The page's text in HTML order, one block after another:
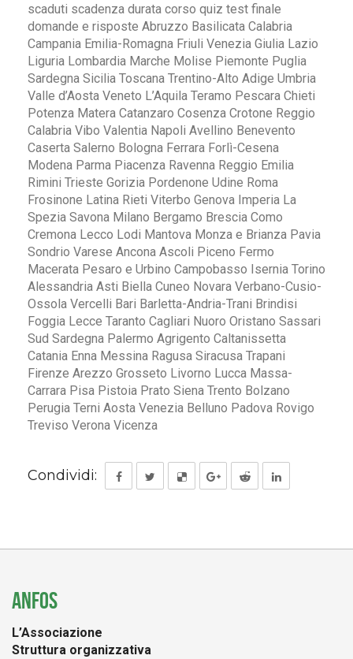
scaduti scadenza durata corso quiz test finale
domande e risposte Abruzzo Basilicata Calabria
Campania Emilia-Romagna Friuli Venezia Giulia Lazio
Liguria Lombardia Marche Molise Piemonte Puglia
Sardegna Sicilia Toscana Trentino-Alto Adige Umbria
Valle d’Aosta Veneto L’Aquila Teramo Pescara Chieti
Potenza Matera Catanzaro Cosenza Crotone Reggio
Calabria Vibo Valentia Napoli Avellino Benevento
Caserta Salerno Bologna Ferrara Forlì-Cesena
Modena Parma Piacenza Ravenna Reggio Emilia
Rimini Trieste Gorizia Pordenone Udine Roma
Frosinone Latina Rieti Viterbo Genova Imperia La
Spezia Savona Milano Bergamo Brescia Como
Cremona Lecco Lodi Mantova Monza e Brianza Pavia
Sondrio Varese Ancona Ascoli Piceno Fermo
Macerata Pesaro e Urbino Campobasso Isernia Torino
Alessandria Asti Biella Cuneo Novara Verbano-Cusio-
Ossola Vercelli Bari Barletta-Andria-Trani Brindisi
Foggia Lecce Taranto Cagliari Nuoro Oristano Sassari
Sud Sardegna Palermo Agrigento Caltanissetta
Catania Enna Messina Ragusa Siracusa Trapani
Firenze Arezzo Grosseto Livorno Lucca Massa-
Carrara Pisa Pistoia Prato Siena Trento Bolzano
Perugia Terni Aosta Venezia Belluno Padova Rovigo
Treviso Verona Vicenza
Condividi:
ANFOS
L’Associazione
Struttura organizzativa